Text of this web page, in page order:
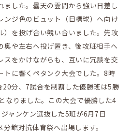
なえの人特集
鼎地区の魅力
ました。曇天の雲間から強い日差し
ンジ色のビュット（目標球）へ向け
）を投げ合い競い合いました。先攻
奥や左右へ投げ置き、後攻班相手へ
スをかけながらも、互いに冗談を交
トに響くペタンク大会でした。8時
分、7試合を制覇した優勝班は5勝
なりました。この大会で優勝した4
ャンケン選抜した5班が6月7日
分館対抗体育祭へ出場します。